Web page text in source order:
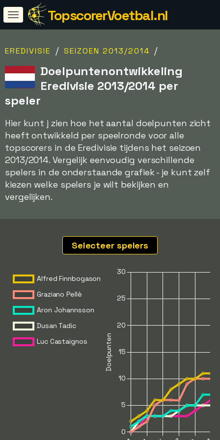
TopscorerVoetbal.nl
EREDIVISIE / SEIZOEN 2013/2014 /
Doelpuntenontwikkeling
Eredivisie 2013/2014 per
speler
Hier kunt j zien hoe het aantal doelpunten zicht
heeft ontwikkeld per speelronde voor alle
topscorers in de Eredivisie tijdens het seizoen
2013/2014. Vergelijk eenvoudig verschillende
spelers in de onderstaande grafiek - je kunt zelf
kiezen welke spelers je wilt bekijken en
vergelijken.
Selecteer spelers